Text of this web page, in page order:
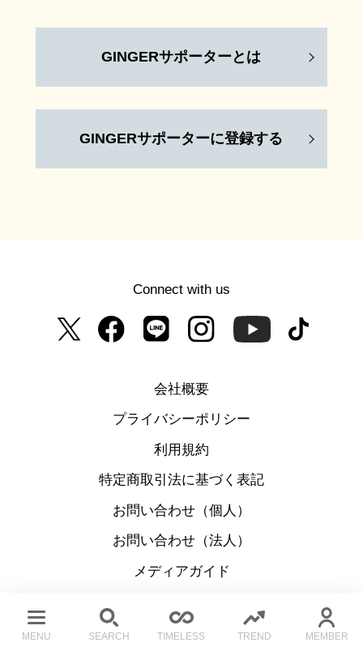
GINGERサポーターとは
GINGERサポーターに登録する
MENU SEARCH TIMELESS TREND MEMBER
Connect with us
会社概要
プライバシーポリシー
利用規約
特定商取引法に基づく表記
お問い合わせ（個人）
お問い合わせ（法人）
メディアガイド